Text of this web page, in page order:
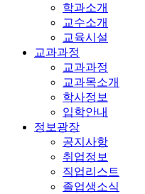
학과소개
교수소개
교육시설
교과과정
교과과정
교과목소개
학사정보
입학안내
정보광장
공지사항
취업정보
직업리스트
졸업생소식